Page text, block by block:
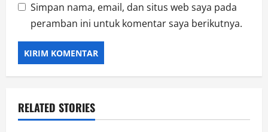
Simpan nama, email, dan situs web saya pada
peramban ini untuk komentar saya berikutnya.
RELATED STORIES